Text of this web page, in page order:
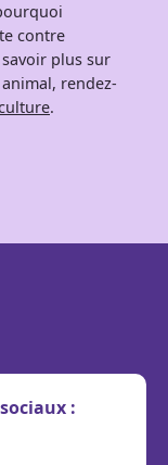
contre
plus sur
rendez-
.
: